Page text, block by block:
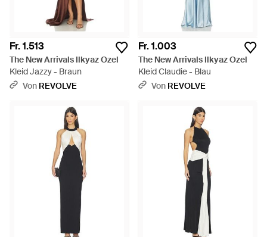
Fr. 1.513
The New Arrivals Ilkyaz Ozel
Kleid Jazzy - Braun
Von REVOLVE
Fr. 1.003
The New Arrivals Ilkyaz Ozel
Kleid Claudie - Blau
Von REVOLVE